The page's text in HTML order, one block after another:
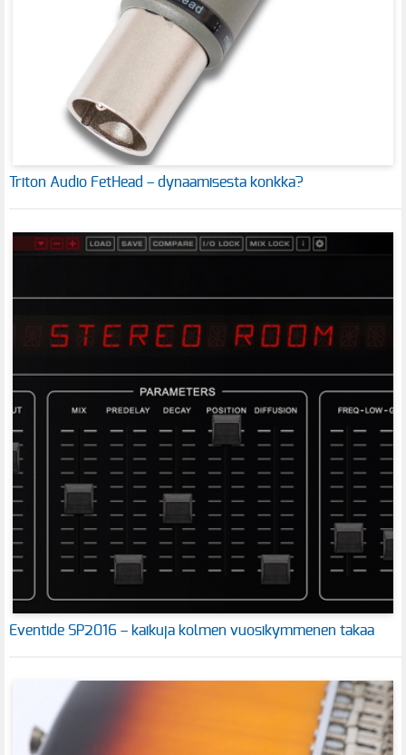
Triton Audio FetHead – dynaamisesta konkka?
Eventide SP2016 – kaikuja kolmen vuosikymmenen takaa